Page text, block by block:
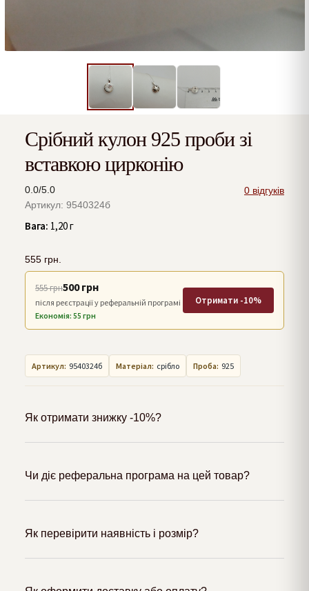
Срібний кулон 925 проби зі
вставкою цирконію
0.0/5.0
0 відгуків
Артикул: 9540324б
Вага: 1,20 г
555 грн.
555 грн500 грн
після реєстрації у реферальній програмі
Економія: 55 грн
Отримати -10%
Артикул: 9540324б Матеріал: срібло Проба: 925
Як отримати знижку -10%?
Чи діє реферальна програма на цей товар?
Як перевірити наявність і розмір?